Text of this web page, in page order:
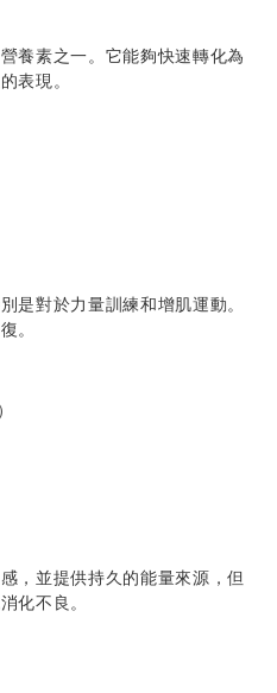
養素之一。它能夠快速轉化為
表現。
是對於力量訓練和增肌運動。
。
，並提供持久的能量來源，但
化不良。